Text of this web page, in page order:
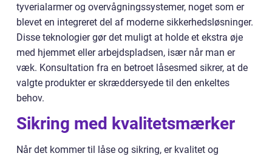
tyverialarmer og overvågningssystemer, noget som er
blevet en integreret del af moderne sikkerhedsløsninger.
Disse teknologier gør det muligt at holde et ekstra øje
med hjemmet eller arbejdspladsen, især når man er
væk. Konsultation fra en betroet låsesmed sikrer, at de
valgte produkter er skræddersyede til den enkeltes
behov.
Sikring med kvalitetsmærker
Når det kommer til låse og sikring, er kvalitet og